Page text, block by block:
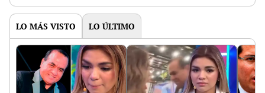
LO MÁS VISTO LO ÚLTIMO